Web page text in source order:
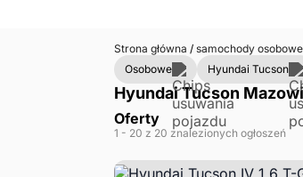
Strona główna /samochody osobowe
Osobowe
Hyundai Tucson
Hyundai Tucson
Oferty
1 - 20 z 20 znalezionych ogłoszeń